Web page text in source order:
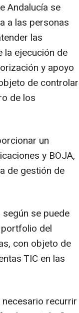
Andalucía se
a las personas
las
la ejecución de
y apoyo
de controlar
de los
un
y BOJA,
de gestión de
se puede
del
con objeto de
TIC en las
recurrir